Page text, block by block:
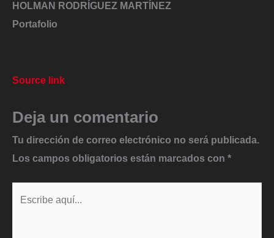
HOLMAN RODRÍGUEZ MARTÍNEZ
Portafolio
Source link
Deja un comentario
Tu dirección de correo electrónico no será publicada.
Los campos obligatorios están marcados con *